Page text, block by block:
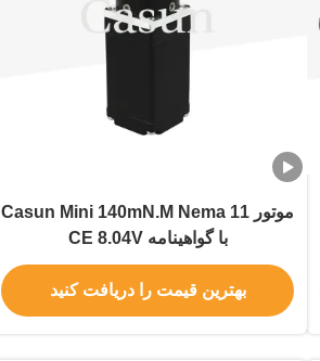
موتور Casun Mini 140mN.M Nema 11
با گواهینامه CE 8.04V
بهترین قیمت را دریافت کنید